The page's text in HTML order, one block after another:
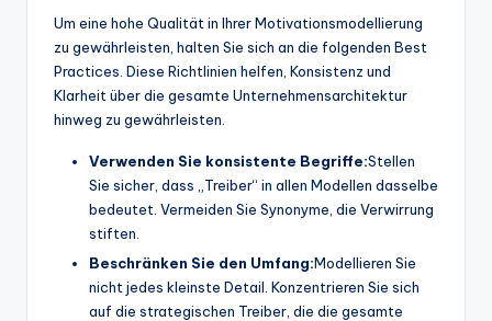
Um eine hohe Qualität in Ihrer Motivationsmodellierung
zu gewährleisten, halten Sie sich an die folgenden Best
Practices. Diese Richtlinien helfen, Konsistenz und
Klarheit über die gesamte Unternehmensarchitektur
hinweg zu gewährleisten.
Verwenden Sie konsistente Begriffe:Stellen
Sie sicher, dass „Treiber“ in allen Modellen dasselbe
bedeutet. Vermeiden Sie Synonyme, die Verwirrung
stiften.
Beschränken Sie den Umfang:Modellieren Sie
nicht jedes kleinste Detail. Konzentrieren Sie sich
auf die strategischen Treiber, die die gesamte